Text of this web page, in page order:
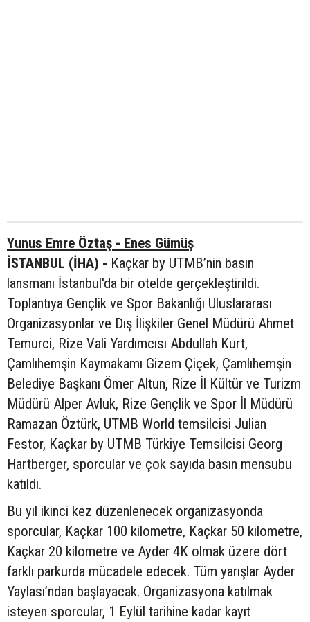
Yunus Emre Öztaş - Enes Gümüş
İSTANBUL (İHA) - Kaçkar by UTMB’nin basın
lansmanı İstanbul'da bir otelde gerçekleştirildi.
Toplantıya Gençlik ve Spor Bakanlığı Uluslararası
Organizasyonlar ve Dış İlişkiler Genel Müdürü Ahmet
Temurci, Rize Vali Yardımcısı Abdullah Kurt,
Çamlıhemşin Kaymakamı Gizem Çiçek, Çamlıhemşin
Belediye Başkanı Ömer Altun, Rize İl Kültür ve Turizm
Müdürü Alper Avluk, Rize Gençlik ve Spor İl Müdürü
Ramazan Öztürk, UTMB World temsilcisi Julian
Festor, Kaçkar by UTMB Türkiye Temsilcisi Georg
Hartberger, sporcular ve çok sayıda basın mensubu
katıldı.
Bu yıl ikinci kez düzenlenecek organizasyonda
sporcular, Kaçkar 100 kilometre, Kaçkar 50 kilometre,
Kaçkar 20 kilometre ve Ayder 4K olmak üzere dört
farklı parkurda mücadele edecek. Tüm yarışlar Ayder
Yaylası’ndan başlayacak. Organizasyona katılmak
isteyen sporcular, 1 Eylül tarihine kadar kayıt